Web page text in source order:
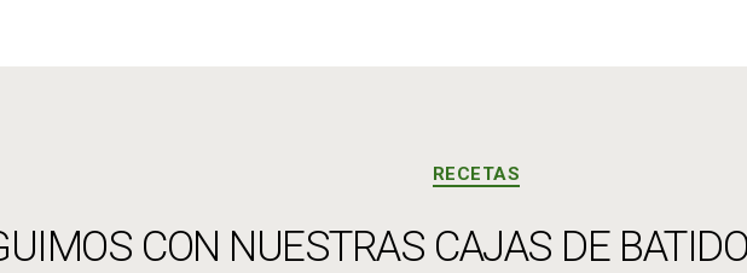
Categorías
RECETAS
CON NUESTRAS CAJAS DE